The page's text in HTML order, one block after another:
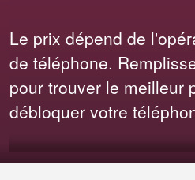
Le prix dépend de
de téléphone.
pour trouver le meilleur
débloquer votre